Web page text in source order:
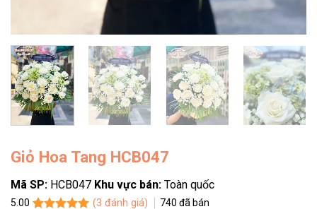
Giỏ Hoa Tang HCB047
Mã SP: HCB047 Khu vực bán: Toàn quốc
5.00
(3 đánh giá) 740 đã bán